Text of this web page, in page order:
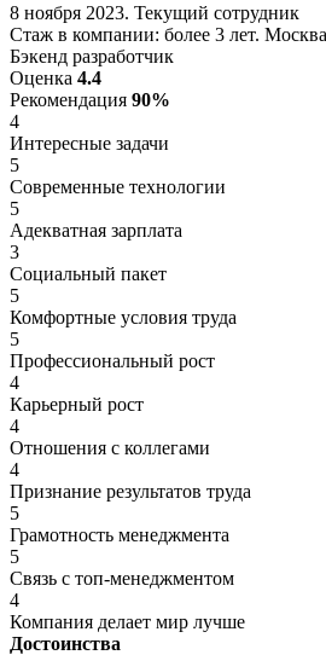
8 ноября 2023. Текущий сотрудник
Стаж в компании: более 3 лет.
Бэкенд разработчик
Оценка 4.4
Рекомендация 90%
4
Интересные задачи
5
Современные технологии
5
Адекватная зарплата
3
Социальный пакет
5
Комфортные условия труда
5
Профессиональный рост
4
Карьерный рост
4
Отношения с коллегами
4
Признание результатов труда
5
Грамотность менеджмента
5
Связь с топ-менеджментом
4
Компания делает мир лучше
Достоинства